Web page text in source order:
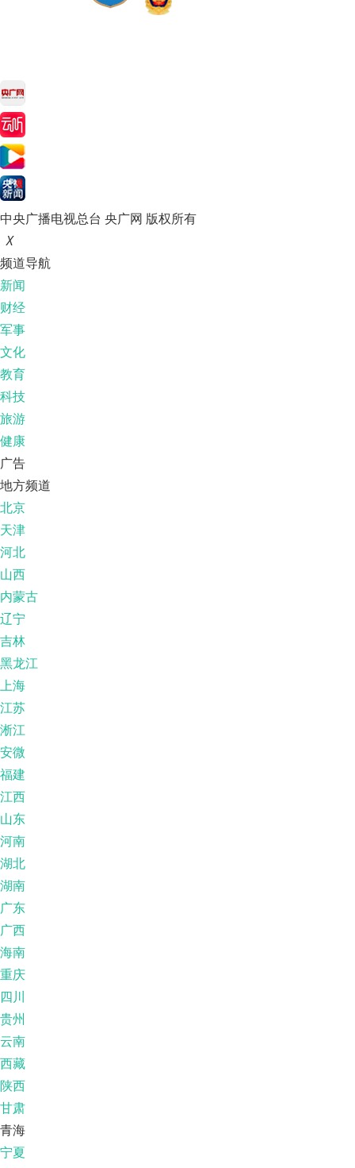
中央广播电视总台 央广网 版权所有
X
频道导航
新闻
财经
军事
文化
教育
科技
旅游
健康
广告
地方频道
北京
天津
河北
山西
内蒙古
辽宁
吉林
黑龙江
上海
江苏
淅江
安微
福建
江西
山东
河南
湖北
湖南
广东
广西
海南
重庆
四川
贵州
云南
西藏
陕西
甘肃
青海
宁夏